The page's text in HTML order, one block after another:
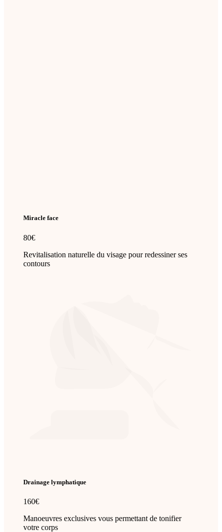
Miracle face
80€
Revitalisation naturelle du visage pour redessiner ses
contours
Drainage lymphatique
160€
Manoeuvres exclusives vous permettant de tonifier
votre corps